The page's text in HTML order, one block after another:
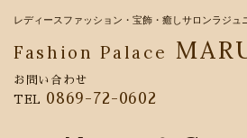
レディースファッション・宝飾・癒しサロンラジュ
Fashion Palace
お問い合わせ
TEL
0869-72-0602